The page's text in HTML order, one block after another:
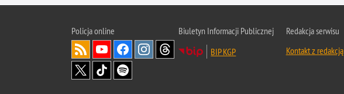
Policjaonline
Biuletyn Informacji Publicznej
BIP KGP
Redakcja serwisu
Kontakt z redakcją